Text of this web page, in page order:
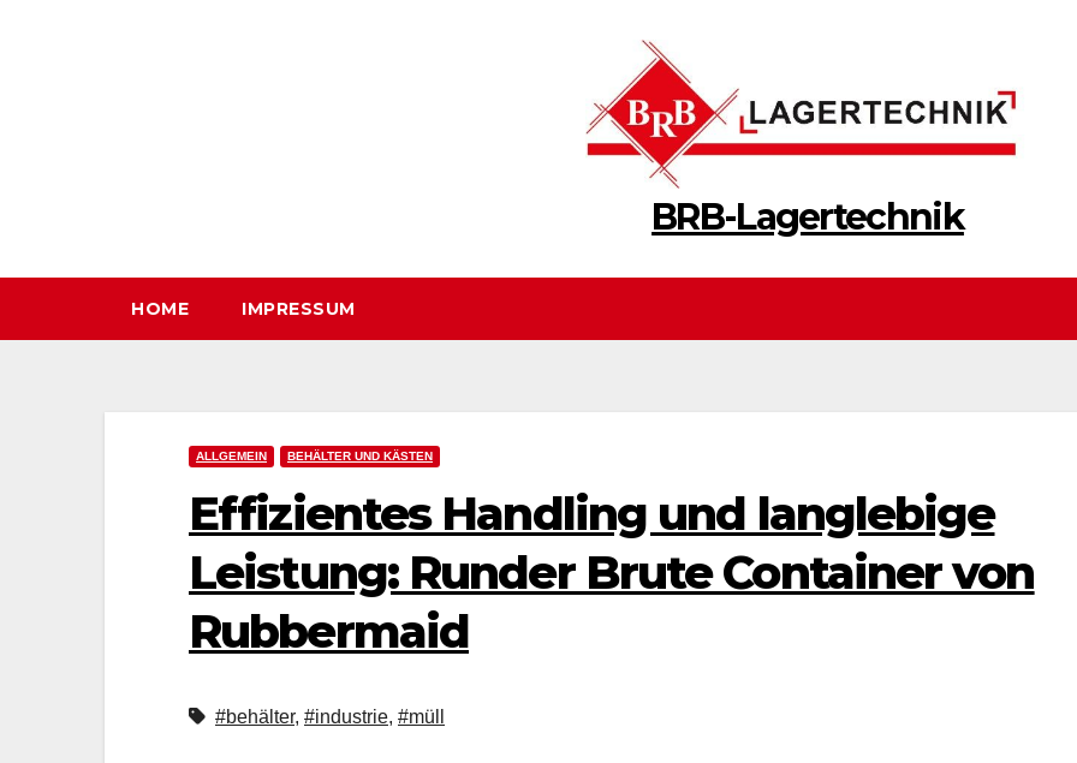
BRB-Lagertechnik
HOME IMPRESSUM
ALLGEMEIN BEHÄLTER UND KÄSTEN
Effizientes Handling und langlebige
Leistung: Runder Brute Container von
Rubbermaid
#behälter, #industrie, #müll